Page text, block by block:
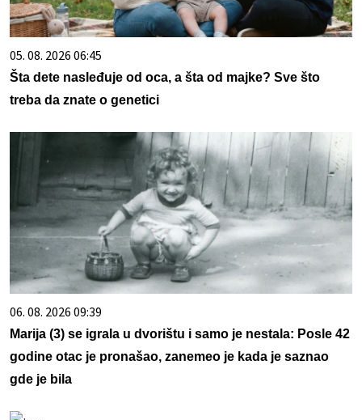
05. 08. 2026 06:45
Šta dete nasleđuje od oca, a šta od majke? Sve što
treba da znate o genetici
06. 08. 2026 09:39
Marija (3) se igrala u dvorištu i samo je nestala: Posle 42
godine otac je pronašao, zanemeo je kada je saznao
gde je bila